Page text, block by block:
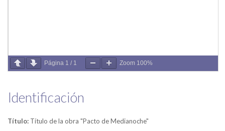
Página 1 / 1 Zoom 100%
Identificación
Título: Título de la obra "Pacto de Medianoche"